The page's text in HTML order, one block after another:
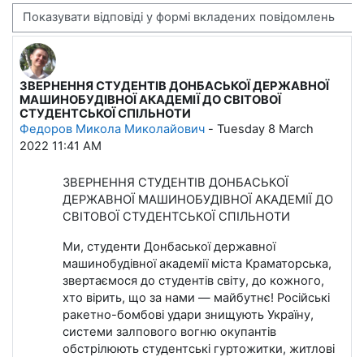
Тип показу
ЗВЕРНЕННЯ СТУДЕНТІВ ДОНБАСЬКОЇ ДЕРЖАВНОЇ
МАШИНОБУДІВНОЇ АКАДЕМІЇ ДО СВІТОВОЇ
СТУДЕНТСЬКОЇ СПІЛЬНОТИ
Федоров Микола Миколайович - Tuesday 8 March
2022 11:41 AM
Кількість відповідей: 0
ЗВЕРНЕННЯ СТУДЕНТІВ ДОНБАСЬКОЇ
ДЕРЖАВНОЇ МАШИНОБУДІВНОЇ АКАДЕМІЇ ДО
СВІТОВОЇ СТУДЕНТСЬКОЇ СПІЛЬНОТИ
Ми, студенти Донбаської державної
машинобудівної академії міста Краматорська,
звертаємося до студентів світу, до кожного,
хто вірить, що за нами — майбутнє! Російські
ракетно-бомбові удари знищують Україну,
системи залпового вогню окупантів
обстрілюють студентські гуртожитки, житлові